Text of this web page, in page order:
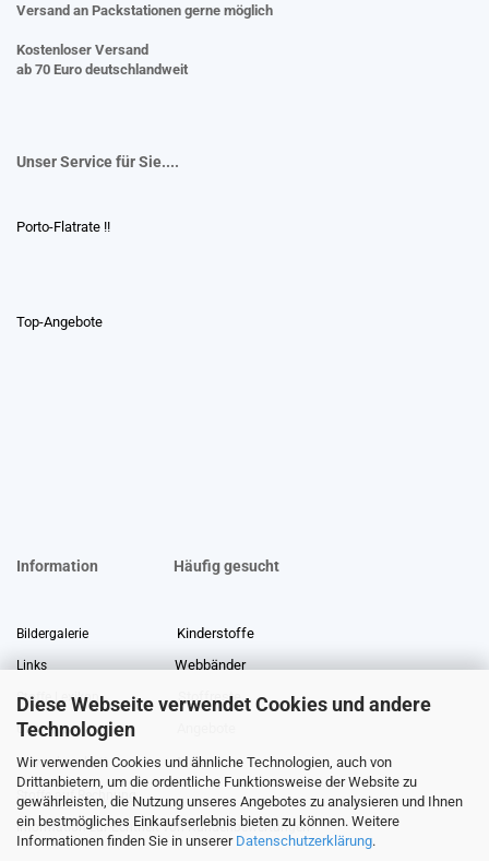
Diese Webseite verwendet Cookies und andere
Technologien
Wir verwenden Cookies und ähnliche Technologien, auch von
Drittanbietern, um die ordentliche Funktionsweise der Website zu
gewährleisten, die Nutzung unseres Angebotes zu analysieren und Ihnen
ein bestmögliches Einkaufserlebnis bieten zu können. Weitere
Informationen finden Sie in unserer Datenschutzerklärung.
Versand an Packstationen gerne möglich
Kostenloser Versand
ab 70 Euro deutschlandweit
Unser Service für Sie....
Porto-Flatrate !!
Top-Angebote
Information Häufig gesucht
Bildergalerie Kinderstoffe
Links Webbänder
Stoffe Lexikon Stoffreste
Über uns
Gewerberabatt Meterware
Stoffe auf Rechnung
Information zur Echtheit von Kundenbewertungen